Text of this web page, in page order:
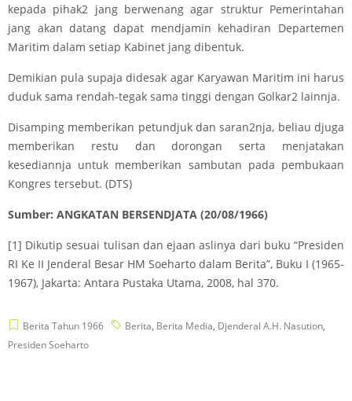
kepada pihak2 jang berwenang agar struktur Pemerintahan
jang akan datang dapat mendjamin kehadiran Departemen
Maritim dalam setiap Kabinet jang dibentuk.
Demikian pula supaja didesak agar Karyawan Maritim ini harus
duduk sama rendah-tegak sama tinggi dengan Golkar2 lainnja.
Disamping memberikan petundjuk dan saran2nja, beliau djuga
memberikan restu dan dorongan serta menjatakan
kesediannja untuk memberikan sambutan pada pembukaan
Kongres tersebut. (DTS)
Sumber: ANGKATAN BERSENDJATA (20/08/1966)
[1] Dikutip sesuai tulisan dan ejaan aslinya dari buku “Presiden
RI Ke II Jenderal Besar HM Soeharto dalam Berita”, Buku I (1965-
1967), Jakarta: Antara Pustaka Utama, 2008, hal 370.
Berita Tahun 1966 Berita, Berita Media, Djenderal A.H. Nasution,
Presiden Soeharto